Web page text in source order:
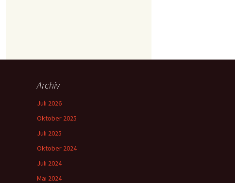
Archiv
Juli 2026
Oktober 2025
Juli 2025
Oktober 2024
Juli 2024
Mai 2024